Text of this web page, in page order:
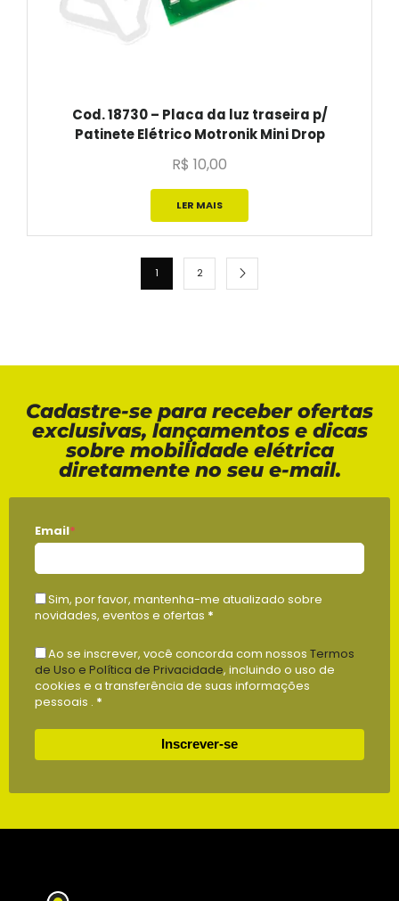
Cod. 18730 – Placa da luz traseira p/
Patinete Elétrico Motronik Mini Drop
R$ 10,00
LER MAIS
1 2
Cadastre-se para receber ofertas
exclusivas, lançamentos e dicas
sobre mobilidade elétrica
diretamente no seu e-mail.
Email*
Sim, por favor, mantenha-me atualizado sobre
novidades, eventos e ofertas *
Ao se inscrever, você concorda com nossos Termos
de Uso e Política de Privacidade, incluindo o uso de
cookies e a transferência de suas informações
pessoais . *
Inscrever-se